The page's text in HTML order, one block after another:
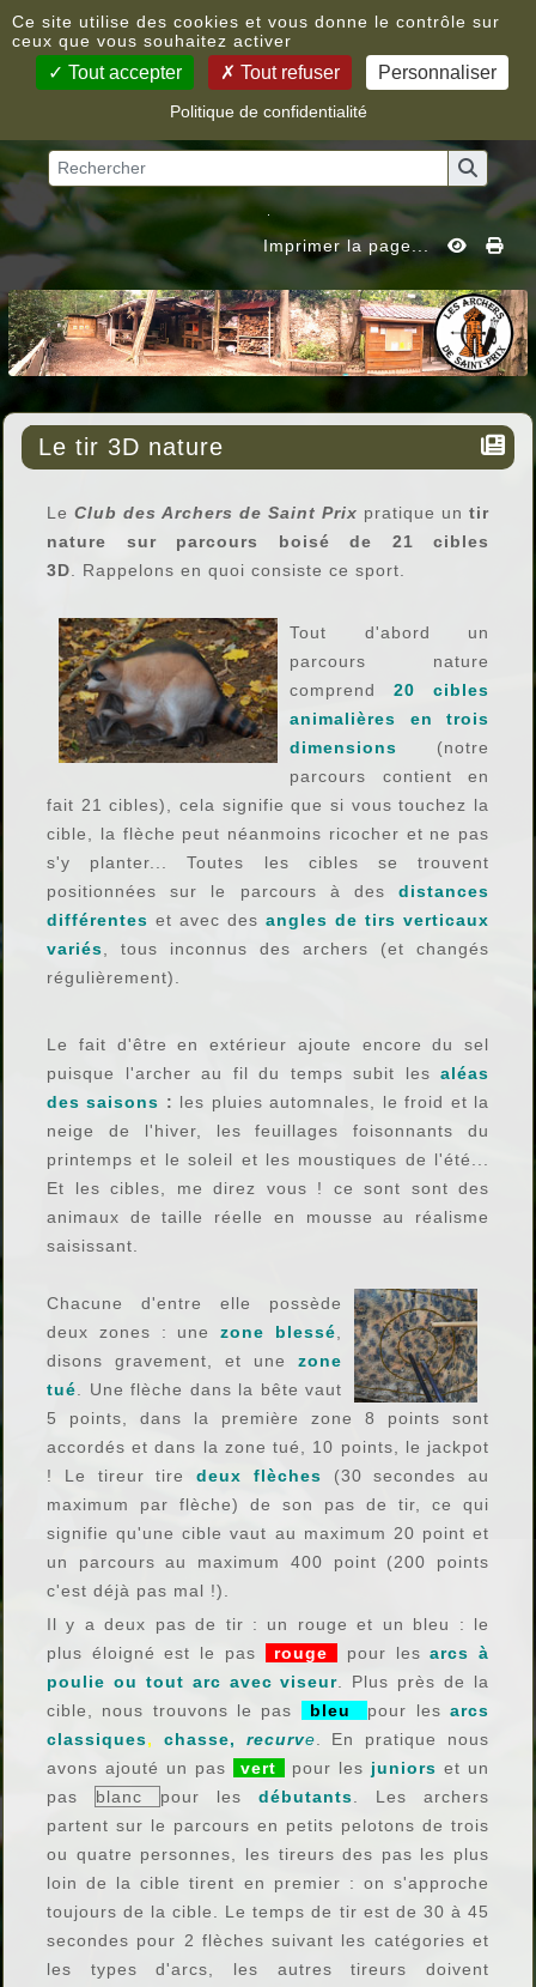
Accueil
Imprimer la page...
Le tir 3D nature
Le Club des Archers de Saint Prix pratique un tir
nature sur parcours boisé de 21 cibles
3D . Rappelons en quoi consiste ce sport.
Tout d'abord un
parcours nature
comprend 20 cibles
animalières en trois
dimensions (notre
parcours contient en
fait 21 cibles), cela signifie que si vous touchez la
cible, la flèche peut néanmoins ricocher et ne pas
s'y planter... Toutes les cibles se trouvent
positionnées sur le parcours à des distances
différentes et avec des angles de tirs verticaux
variés , tous inconnus des archers (et changés
régulièrement).
Le fait d'être en extérieur ajoute encore du sel
puisque l'archer au fil du temps subit les aléas
dessaisons : les pluies automnales, le froid et la
neige de l'hiver, les feuillages foisonnants du
printemps et le soleil et les moustiques de l'été...
Et les cibles, me direz vous ! ce sont sont des
animaux de taille réelle en mousse au réalisme
saisissant.
Chacune d'entre elle possède
deux zones : une
zone blessé
disons gravement, et une zone
tué . Une flèche dans la bête vaut
5 points, dans la première zone 8 points sont
accordés et dans la zone tué, 10 points, le jackpot
! Le tireur tire
deux flèches (30 secondes au
maximum par flèche) de son pas de tir, ce qui
signifie qu'une cible vaut au maximum 20 point et
un parcours au maximum 400 point (200 points
c'est déjà pas mal !).
Il y a deux pas de tir : un rouge et un bleu : le
plus éloigné est le pas
rouge pour lesarcs à
poulie ou tout arc avec viseur . Plus près de la
cible, nous trouvons le pas
bleu pour lesarcs
classiques, chasse, recurve . En pratique nous
avons ajouté un pas
vert pour les juniors et un
pas
blanc pour les débutants . Les archers
partent sur le parcours en petits pelotons de trois
ou quatre personnes, les tireurs des pas les plus
loin de la cible tirent en premier : on s'approche
toujours de la cible. Le temps de tir est de 30 à 45
secondes pour 2 flèches suivant les catégories et
les types d'arcs, les autres tireurs doivent
Ce site utilise des cookies et vous donne le contrôle sur
ceux que vous souhaitez activer
Tout accepter Tout refuser Personnaliser
Politique de confidentialité